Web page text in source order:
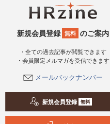
新規会員登録 無料 のご案内
・全ての過去記事が閲覧できます
・会員限定メルマガを受信できます
メールバックナンバー
新規会員登録 無料